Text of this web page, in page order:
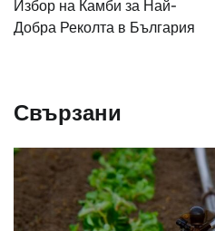
Избор на Камби за Най-
Добра Реколта в България
Свързани